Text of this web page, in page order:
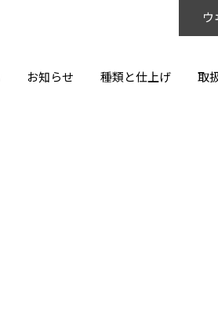
お知らせ 種類と仕上げ 取
ウ